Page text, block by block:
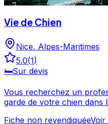
Vie de Chien
Nice, Alpes-Maritimes
5.0(1)
🛏️Sur devis
Vous recherchez un
garde de votre chien dans
5/5 par ses clients, ce
Fiche non revendiquée